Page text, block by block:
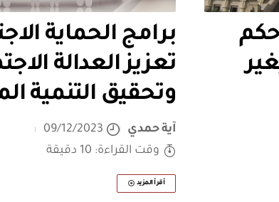
حكم
برامج الحماية
تعزيز العدالة
وتحقيق التنمية
آية حمدي
09/12/2023
وقت القراءة: 10 دقيقة
أقرأ المزيد